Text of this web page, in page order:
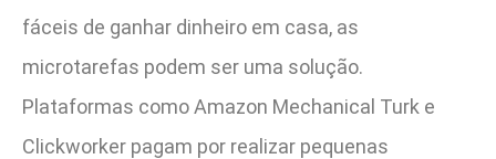
fáceis de ganhar dinheiro em casa, as
microtarefas podem ser uma solução.
Plataformas como Amazon Mechanical Turk e
Clickworker pagam por realizar pequenas